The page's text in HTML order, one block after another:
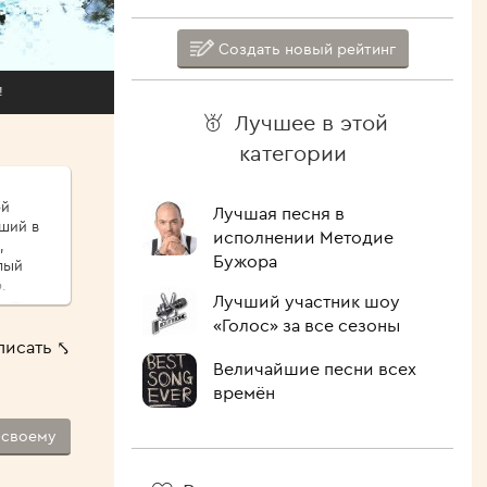
в
⤣
Создать новый рейтинг
Лучшее в этой
категории
Лучшая песня в
исполнении Методие
Бужора
Лучший участник шоу
«Голос» за все сезоны
Величайшие песни всех
времён